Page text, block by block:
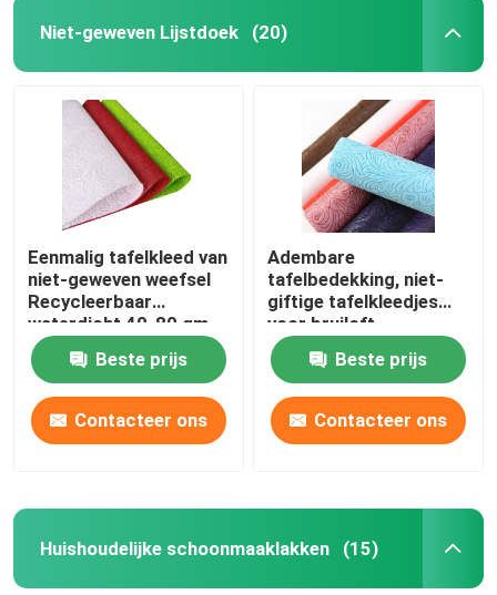
Niet-geweven Lijstdoek (20)
Eenmalig tafelkleed van
niet-geweven weefsel
Recycleerbaar
waterdicht 40-80 gm
Beste prijs
Contacteer ons
Adembare
tafelbedekking, niet-
giftige tafelkleedjes
voor bruiloft.
Beste prijs
Contacteer ons
Huishoudelijke schoonmaaklakken (15)